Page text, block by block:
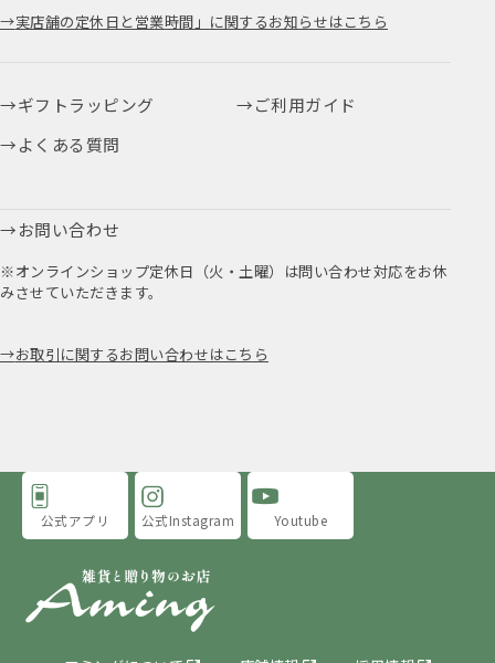
実店舗の定休日と営業時間」に関するお知らせはこちら
ギフトラッピング
ご利用ガイド
よくある質問
お問い合わせ
※オンラインショップ定休日（火・土曜）は問い合わせ対応をお休
みさせていただきます。
お取引に関するお問い合わせはこちら
公式アプリ 公式Instagram Youtube